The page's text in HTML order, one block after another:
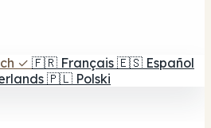
✓ 🇫🇷 Français 🇪🇸 Español
🇵🇱 Polski